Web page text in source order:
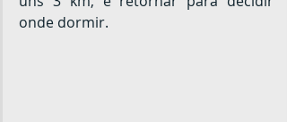
onde dormir.